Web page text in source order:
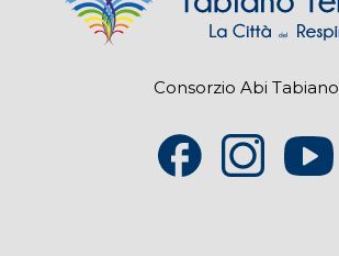
Consorzio Abi Tabiano